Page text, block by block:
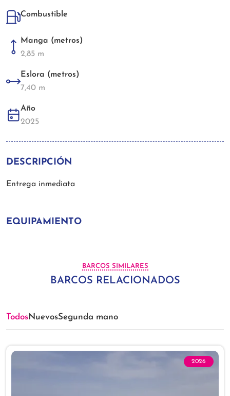
Combustible
Manga (metros)
2,85 m
Eslora (metros)
7,40 m
Año
2025
DESCRIPCIÓN
Entrega inmediata
EQUIPAMIENTO
BARCOS SIMILARES
BARCOS RELACIONADOS
TodosNuevosSegunda mano
2026